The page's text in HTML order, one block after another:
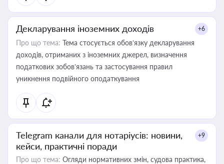
Декларування іноземних доходів +6
Про що тема: Тема стосується обов’язку декларування
доходів, отриманих з іноземних джерел, визначення
податкових зобов’язань та застосування правил
уникнення подвійного оподаткування
Telegram канали для нотаріусів: новини,
кейси, практичні поради
+9
Про що тема: Огляди нормативних змін, судова практика,